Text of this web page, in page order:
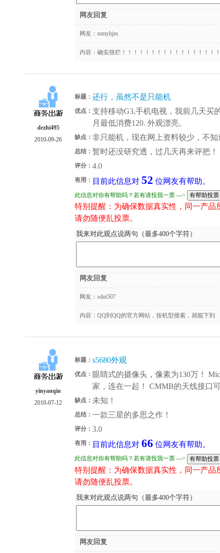
网友回复
网友： mmyhjm
内容：确实很烂！！！！！！！！！！！！！！！！
dezhi495
2010-09-26
标题： 还行，虽然不是只能机
优点： 支持移动G3,手机电视，我前几天买
月最低消费120. 外观漂亮。
缺点： 非只能机，现在网上资料较少，不
总结： 暂时还没研究透，过几天再来评把！
评分： 4.0
有用： 目前此信息对 52 位网友有帮助。
此信息对你有帮助吗？若有请投我一票 --->
特别提醒：为确保数据真实性，同一产
请勿随便乱投票。
我来对此观点说两句（最多400个字符）
网友回复
网友： sdut507
内容：QQ到QQ的官方网站，按机型搜索，就能下到
yinyanqin
2010-07-12
标题： s5680外观
优点： 眼睛式的摄像头，像素为130万！
家，连在一起！ CMMB的天线接口
缺点： 未知！
总结： 一款三星的多思之作！
评分： 3.0
有用： 目前此信息对 66 位网友有帮助。
此信息对你有帮助吗？若有请投我一票 --->
特别提醒：为确保数据真实性，同一产
请勿随便乱投票。
我来对此观点说两句（最多400个字符）
网友回复